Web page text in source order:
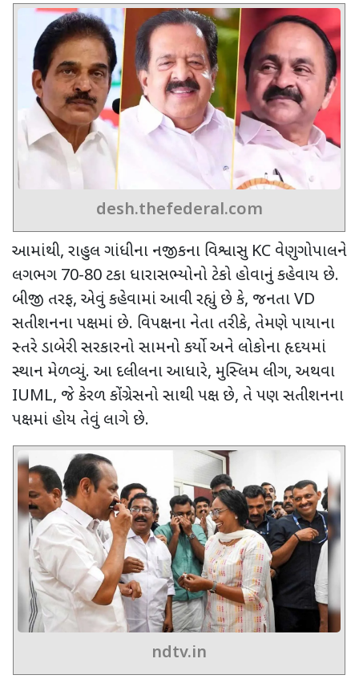
desh.thefederal.com
આમાંથી, રાહુલ ગાંધીના નજીકના વિશ્વાસુ KC વેણુગોપાલને
લગભગ 70-80 ટકા ધારાસભ્યોનો ટેકો હોવાનું કહેવાય છે.
બીજી તરફ, એવું કહેવામાં આવી રહ્યું છે કે, જનતાVD
સતીશનના પક્ષમાં છે. વિપક્ષના નેતા તરીકે, તેમણે પાયાના
સ્તરે ડાબેરી સરકારનો સામનો કર્યો અને લોકોના હૃદયમાં
સ્થાન મેળવ્યું. આ દલીલના આધારે, મુસ્લિમ લીગ, અથવા
IUML, જે કેરળ કોંગ્રેસનો સાથી પક્ષ છે, તે પણ સતીશનના
પક્ષમાં હોય તેવું લાગે છે.
ndtv.in